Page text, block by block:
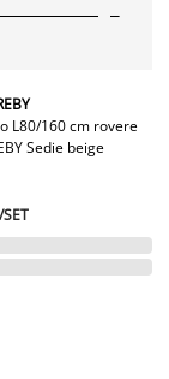
L80/160 cm rovere
Sedie beige
/SET